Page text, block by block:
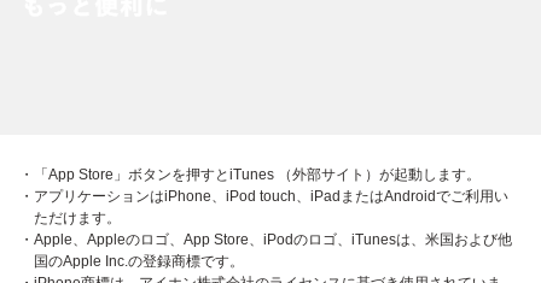
・「App Store」ボタンを押すとiTunes （外部サイト）が起動します。
・アプリケーションはiPhone、iPod touch、iPadまたはAndroidでご利用い
ただけます。
・Apple、Appleのロゴ、App Store、iPodのロゴ、iTunesは、米国および他
国のApple Inc.の登録商標です。